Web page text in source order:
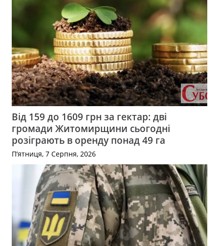
Від 159 до 1609 грн за гектар: дві
громади Житомирщини сьогодні
розіграють в оренду понад 49 га
П’ятниця, 7 Серпня, 2026